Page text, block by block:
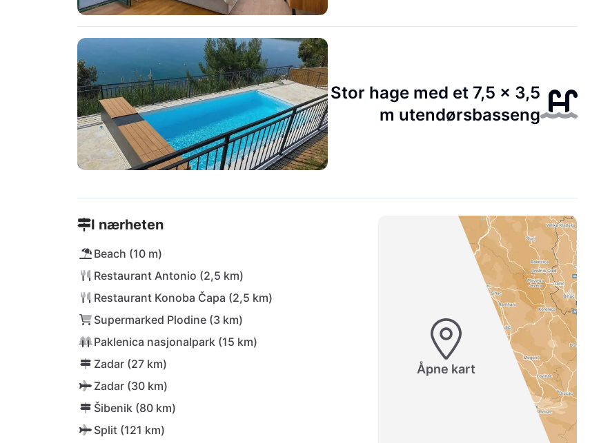
Stor hage med et 7,5 x 3,5
m utendørsbasseng
I nærheten
Beach (10 m)
Restaurant Antonio (2,5 km)
Restaurant Konoba Čapa (2,5 km)
Supermarked Plodine (3 km)
Paklenica nasjonalpark (15 km)
Zadar (27 km)
Zadar (30 km)
Šibenik (80 km)
Split (121 km)
Åpne kart